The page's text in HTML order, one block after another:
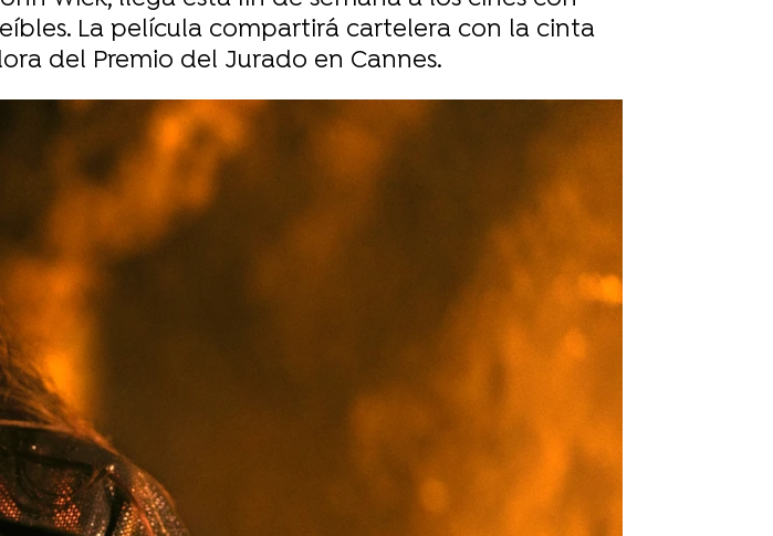
La película compartirá cartelera con la cinta
del Premio del Jurado en Cannes.
de John Wick con Ballerina y Keanu Reeves habla sobre